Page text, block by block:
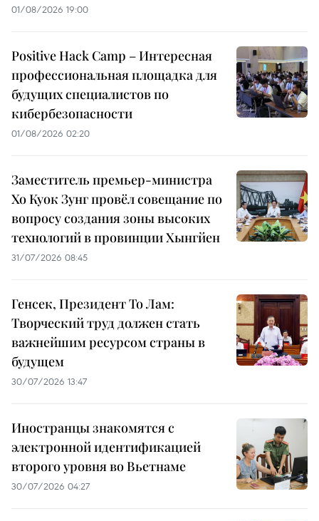
01/08/2026 19:00
Positive Hack Camp – Интересная
профессиональная площадка для
будущих специалистов по
кибербезопасности
01/08/2026 02:20
Заместитель премьер-министра
Хо Куок Зунг провёл совещание по
вопросу создания зоны высоких
технологий в провинции Хынгйен
31/07/2026 08:45
Генсек, Президент То Лам:
Творческий труд должен стать
важнейшим ресурсом страны в
будущем
30/07/2026 13:47
Иностранцы знакомятся с
электронной идентификацией
второго уровня во Вьетнаме
30/07/2026 04:27